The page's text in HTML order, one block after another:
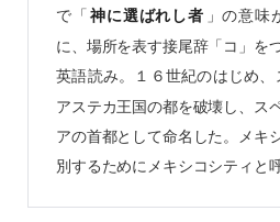
で「神に選ばれし者 」の意味
に、場所を表す接尾辞「コ」を
英語読み。１６世紀のはじめ、
アステカ王国の都を破壊し、ス
アの首都として命名した。メキ
別するためにメキシコシティと